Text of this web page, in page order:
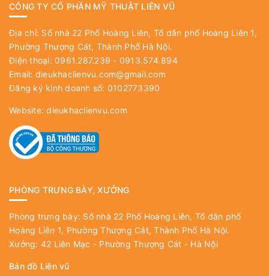
CÔNG TY CỔ PHẦN MỸ THUẬT LIÊN VŨ
Địa chỉ: Số nhà 22 Phố Hoàng Liên, Tổ dân phố Hoàng Liên 1,
Phường Thượng Cát, Thành Phố Hà Nội.
Điện thoại: 0961.287.239 - 0913.574.894
Email: dieukhaclienvu.com@gmail.com
Đăng ký kinh doanh số: 0102773390
Website:dieukhaclienvu.com
PHÒNG TRƯNG BÀY, XƯỞNG
Phòng trưng bày: Số nhà 22 Phố Hoàng Liên, Tổ dân phố
Hoàng Liên 1, Phường Thượng Cát, Thành Phố Hà Nội.
Xưởng: 42 Liên Mạc - Phường Thượng Cát - Hà Nội
Bản đồ Liên vũ